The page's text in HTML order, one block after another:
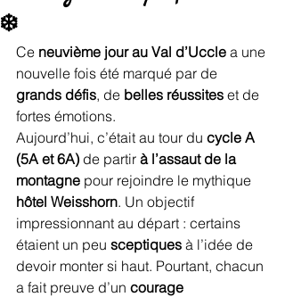
❄️
Ce neuvième jour au Val d’Uccle a une
nouvelle fois été marqué par de
grands défis, de belles réussites et de
fortes émotions.
Aujourd’hui, c’était au tour du cycle A
(5A et 6A) de partir à l’assaut de la
montagne pour rejoindre le mythique
hôtel Weisshorn. Un objectif
impressionnant au départ : certains
étaient un peu sceptiques à l’idée de
devoir monter si haut. Pourtant, chacun
a fait preuve d’un courage